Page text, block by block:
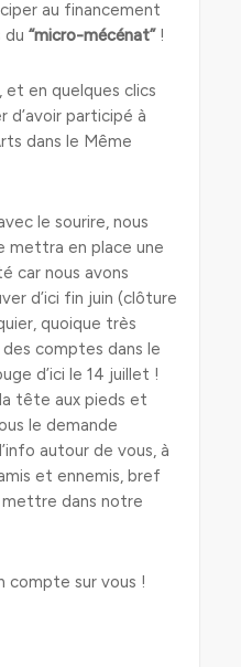
au financement
du“micro-mécénat”!
, et en quelques clics
d’avoir participé à
dans le Même
le sourire, nous
mettra en place une
car nous avons
d’ici fin juin (clôture
quoique très
comptes dans le
d’ici le 14 juillet !
tête aux pieds et
le demande
autour de vous, à
et ennemis, bref
mettre dans notre
compte sur vous !